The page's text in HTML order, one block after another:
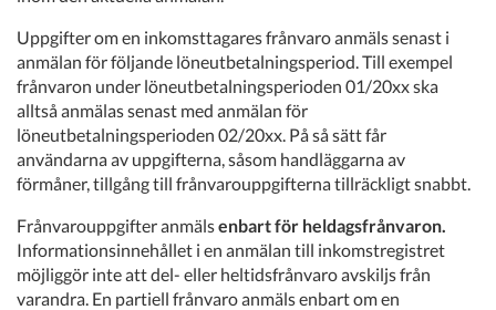
Uppgifter om en inkomsttagares frånvaro anmäls senast i
anmälan för följande löneutbetalningsperiod. Till exempel
frånvaron under löneutbetalningsperioden 01/20xx ska
alltså anmälas senast med anmälan för
löneutbetalningsperioden 02/20xx. På så sätt får
användarna av uppgifterna, såsom handläggarna av
förmåner, tillgång till frånvarouppgifterna tillräckligt snabbt.
Frånvarouppgifter anmälsenbart för heldagsfrånvaron.
Informationsinnehållet i en anmälan till inkomstregistret
möjliggör inte att del- eller heltidsfrånvaro avskiljs från
varandra. En partiell frånvaro anmäls enbart om en